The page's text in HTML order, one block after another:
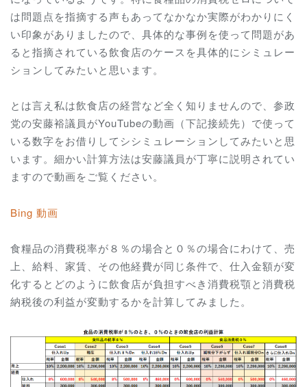
は問題点を指摘する声もあってなかなか実際がわかりにく
い印象がありましたので、具体的な事例を使って問題があ
ると指摘されている飲食店のケースを具体的にシミュレー
ションしてみたいと思います。
とは言え私は飲食店の経営など全く知りませんので、参政
党の安藤裕議員がYouTubeの動画（下記接続先）で使って
いる数字をお借りしてシシミュレーションしてみたいと思
います。細かい計算方法は安藤議員が丁寧に説明されてい
ますので動画をご覧ください。
Bing 動画
食糧品の消費税率が８％の場合と０％の場合にわけて、売
上、給料、家賃、その他経費が同じ条件で、仕入金額が変
化するとどのように飲食店が負担すべき消費税顎と消費税
納税後の利益が変動するかを計算してみました。